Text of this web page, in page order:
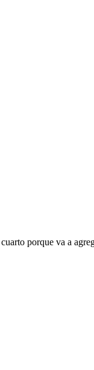
porque va a